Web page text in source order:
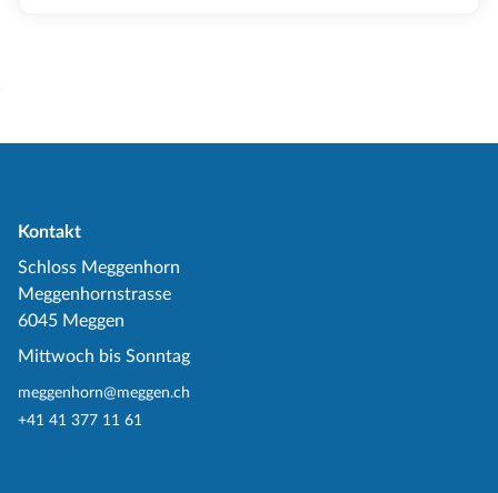
Kontakt
Schloss Meggenhorn
Meggenhornstrasse
6045 Meggen
Mittwoch bis Sonntag
meggenhorn@meggen.ch
+41 41 377 11 61